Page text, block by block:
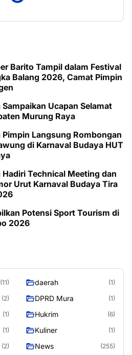
Barito Tampil dalam Festival
Balang 2026, Camat Pimpin
Ucapan Selamat
Murung Raya
Pimpin Langsung Rombongan
di Karnaval Budaya HUT
Hadiri Technical Meeting dan
Urut Karnaval Budaya Tira
Potensi Sport Tourism di
2026
(11) daerah (1)
(2) DPRD Mura (1)
(1) Hukrim (6)
(1) Kuliner (1)
(2) News (255)